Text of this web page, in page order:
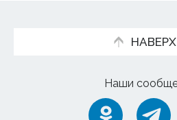
НАВЕРХ
Наши